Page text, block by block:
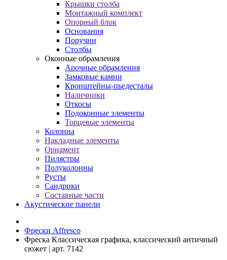
Крышки столба
Монтажный комплект
Опорный блок
Основания
Поручни
Столбы
Оконные обрамления
Арочные обрамления
Замковые камни
Кронштейны-пьедесталы
Наличники
Откосы
Подоконные элементы
Торцевые элементы
Колонна
Накладные элементы
Орнамент
Пилястры
Полуколонны
Русты
Сандрики
Составные части
Акустические панели
Фрески Affresco
Фреска Классическая графика, классический античный
сюжет | арт. 7142